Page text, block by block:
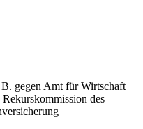
gegen Amt für Wirtschaft
des